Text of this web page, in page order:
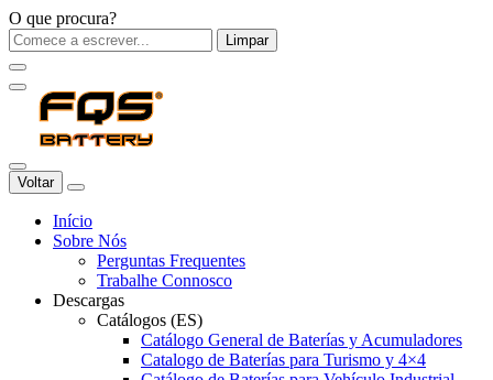
O que procura?
Limpar
Voltar
Início
Sobre Nós
Perguntas Frequentes
Trabalhe Connosco
Descargas
Catálogos (ES)
Catálogo General de Baterías y Acumuladores
Catalogo de Baterías para Turismo y 4×4